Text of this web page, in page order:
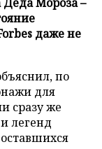
даже не
по
для
сразу же
легенд